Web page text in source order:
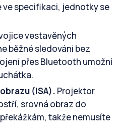
specifikaci, jednotky se
vestavěných
běžné sledování bez
přes Bluetooth umožní
(ISA). Projektor
srovná obraz do
takže nemusíte